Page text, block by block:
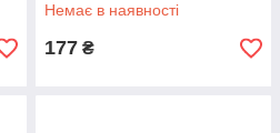
Немає в наявності
177 ₴